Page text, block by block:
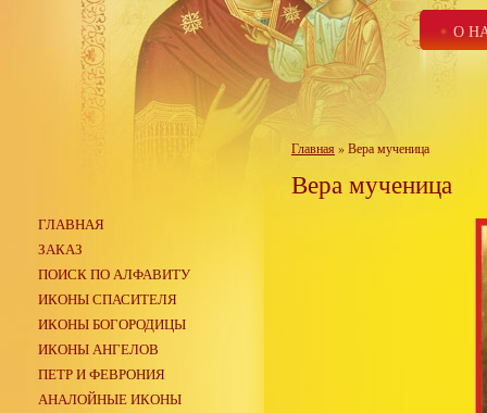
О
Главная» Вера мученица
Вера мученица
ГЛАВНАЯ
ЗАКАЗ
ПОИСК ПО АЛФАВИТУ
ИКОНЫ СПАСИТЕЛЯ
ИКОНЫ БОГОРОДИЦЫ
ИКОНЫ АНГЕЛОВ
ПЕТР И ФЕВРОНИЯ
АНАЛОЙНЫЕ ИКОНЫ